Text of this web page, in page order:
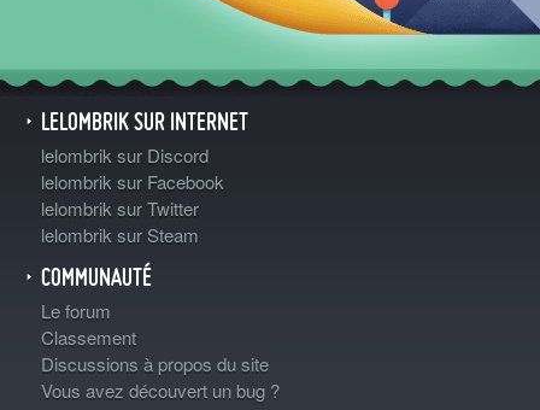
LELOMBRIK SUR INTERNET
lelombrik sur Discord
lelombrik sur Facebook
lelombrik sur Twitter
lelombrik sur Steam
COMMUNAUTÉ
Le forum
Classement
Discussions à propos du site
Vous avez découvert un bug ?